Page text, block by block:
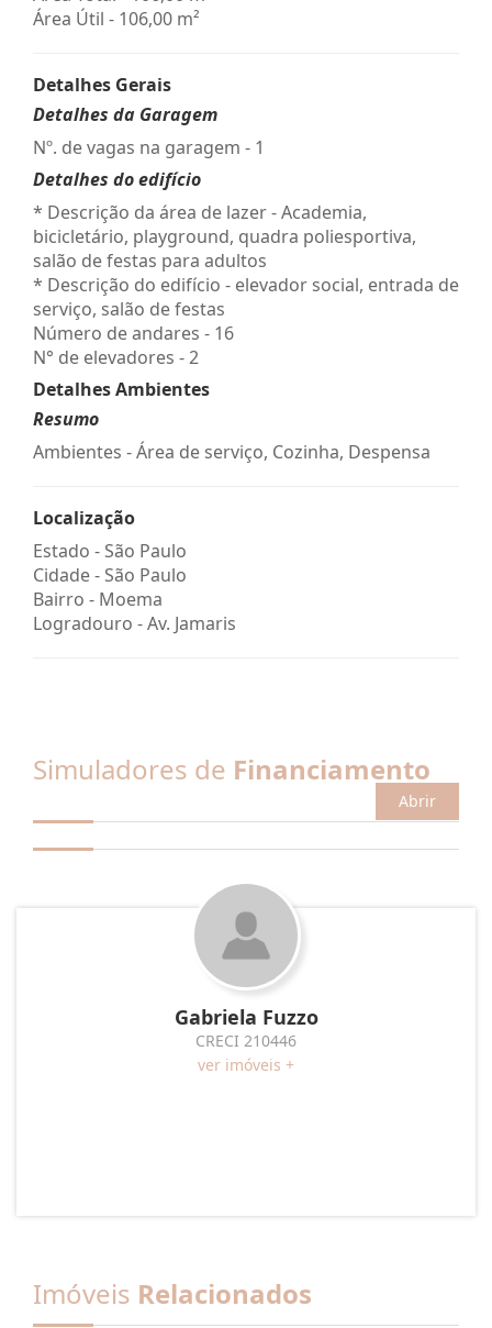
Área Útil - 106,00 m²
Detalhes Gerais
Detalhes da Garagem
Nº. de vagas na garagem - 1
Detalhes do edifício
* Descrição da área de lazer - Academia,
bicicletário, playground, quadra poliesportiva,
salão de festas para adultos
* Descrição do edifício - elevador social, entrada de
serviço, salão de festas
Número de andares - 16
N° de elevadores - 2
Detalhes Ambientes
Resumo
Ambientes - Área de serviço, Cozinha, Despensa
Localização
Estado -São Paulo
Cidade -São Paulo
Bairro - Moema
Logradouro -Av. Jamaris
Simuladores de Financiamento
Abrir
Gabriela Fuzzo
CRECI 210446
ver imóveis +
Imóveis Relacionados